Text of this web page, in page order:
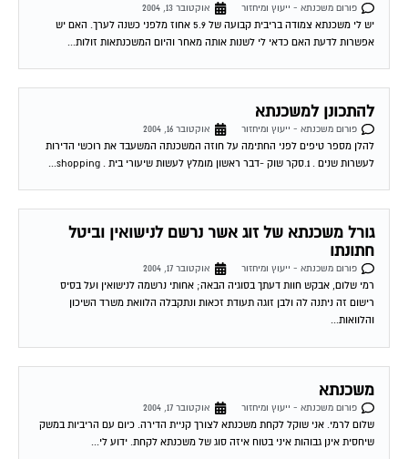
פורום משכנתא - ייעוץ ומיחזור
אוקטובר 13, 2004
יש לי משכנתא צמודה בריבית קבועה של 5.9 אחוז מלפני כשנה לערך. האם יש
אפשרות לדעת האם כדאי לי לשנות אותה מאחר והיום המשכנתאות זולות...
להתכונן למשכנתא
פורום משכנתא - ייעוץ ומיחזור
אוקטובר 16, 2004
להלן מספר טיפים לפני החתימה על חוזה המשכנתה המשעבד את רוכשי הדירות
לעשרות שנים . 1.סקר שוק -דבר ראשון מומלץ לעשות שיעורי בית . shopping...
גורל משכנתא של זוג אשר נרשם לנישואין וביטל
חתונתו
פורום משכנתא - ייעוץ ומיחזור
אוקטובר 17, 2004
רמי שלום, אבקש חוות דעתך בסוגיה הבאה; אחותי נרשמה לנישואין ועל בסיס
רישום זה ניתנה לה ולבן זוגה תעודת זכאות ונתקבלה הלוואת משרד השיכון
והלוואות...
משכנתא
פורום משכנתא - ייעוץ ומיחזור
אוקטובר 17, 2004
שלום לרמי. אני שוקל לקחת משכנתא לצורך קניית הדירה. כיום עם הריביות במשק
שיחסית אינן גבוהות איני בטוח איזה סוג של משכנתא לקחת. ידוע לי...